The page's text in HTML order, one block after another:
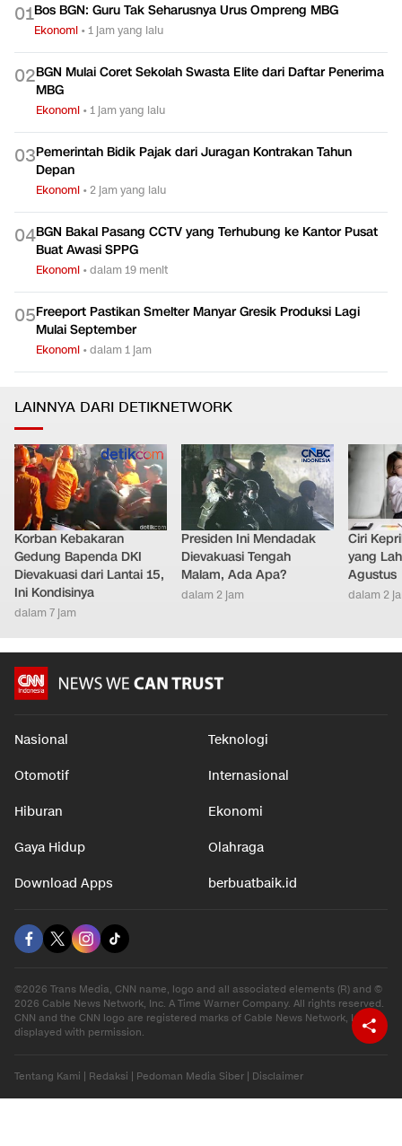
01Bos BGN: Guru Tak Seharusnya Urus Ompreng MBG
Ekonomi •1 jam yang lalu
02BGN Mulai Coret Sekolah Swasta Elite dari Daftar Penerima
MBG
Ekonomi •1 jam yang lalu
03Pemerintah Bidik Pajak dari Juragan Kontrakan Tahun
Depan
Ekonomi •2 jam yang lalu
04BGN Bakal Pasang CCTV yang Terhubung ke Kantor Pusat
Buat Awasi SPPG
Ekonomi •dalam 19 menit
05Freeport Pastikan Smelter Manyar Gresik Produksi Lagi
Mulai September
Ekonomi •dalam 1 jam
LAINNYA DARI DETIKNETWORK
Korban Kebakaran
Gedung Bapenda DKI
Dievakuasi dari Lantai 15,
Ini Kondisinya
dalam 7 jam
Presiden Ini Mendadak
Dievakuasi Tengah
Malam, Ada Apa?
dalam 2 jam
Ciri
yang
Agustus
dalam 2
Nasional Teknologi
Otomotif Internasional
Hiburan Ekonomi
Gaya Hidup Olahraga
Download Apps berbuatbaik.id
©2026 Trans Media, CNN name, logo and all associated elements (R) and ©
2026 Cable News Network, Inc. A Time Warner Company. All rights reserved.
CNN and the CNN logo are registered marks of Cable News Network, Inc.,
displayed with permission.
Tentang Kami | Redaksi | Pedoman Media Siber | Disclaimer